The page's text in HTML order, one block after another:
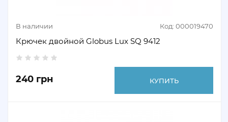
В наличии Код: 000019470
Крючек двойной Globus Lux SQ 9412
240 грн КУПИТЬ